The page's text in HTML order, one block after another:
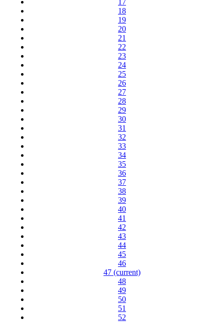
17
18
19
20
21
22
23
24
25
26
27
28
29
30
31
32
33
34
35
36
37
38
39
40
41
42
43
44
45
46
47 (current)
48
49
50
51
52